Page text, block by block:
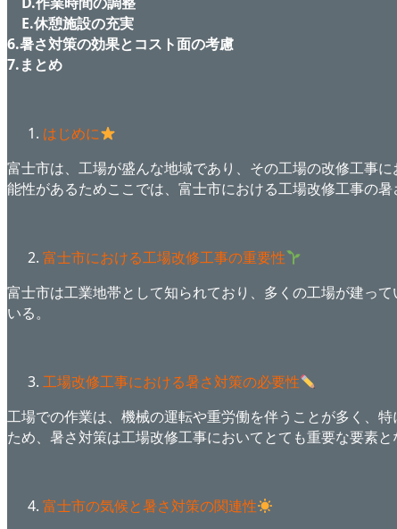
E.休憩施設の充実
6.暑さ対策の効果とコスト面の考慮
7.まとめ
はじめに
富士市は、工場が盛んな地域であり、その工場の改修工事
能性があるためここでは、富士市における工場改修工事の
富士市における工場改修工事の重要性
富士市は工業地帯として知られており、多くの工場が建っ
いる。
工場改修工事における暑さ対策の必要性
工場での作業は、機械の運転や重労働を伴うことが多く、
ため、暑さ対策は工場改修工事においてとても重要な要素と
富士市の気候と暑さ対策の関連性